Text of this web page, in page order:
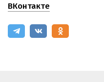
ВКонтакте